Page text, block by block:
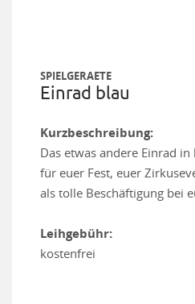
SPIELGERAETE
Einrad blau
Kurzbeschreibung:
Das etwas andere Einrad
für euer Fest, euer
als tolle Beschäftigung bei
Leihgebühr:
kostenfrei